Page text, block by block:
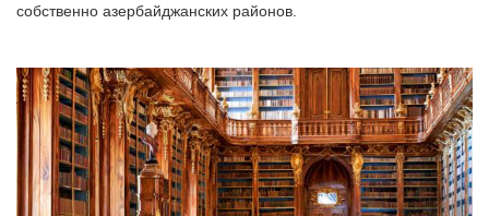
собственно азербайджанских районов.